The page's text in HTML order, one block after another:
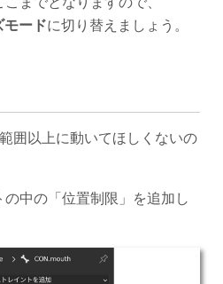
モードに切り替えましょう。
囲以上に動いてほしくないの
中の「位置制限」を追加し